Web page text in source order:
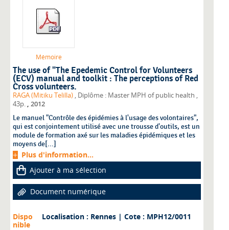
Mémoire
The use of "The Epedemic Control for Volunteers
(ECV) manual and toolkit : The perceptions of Red
Cross volunteers.
RAGA (Mitiku Telilla) , Diplôme : Master MPH of public health ,
43p. , 2012
Le manuel "Contrôle des épidémies à l'usage des volontaires",
qui est conjointement utilisé avec une trousse d'outils, est un
module de formation axé sur les maladies épidémiques et les
moyens de[...]
Plus d'information...
Ajouter à ma sélection
Document numérique
Dispo
nible
Localisation : Rennes | Cote : MPH12/0011